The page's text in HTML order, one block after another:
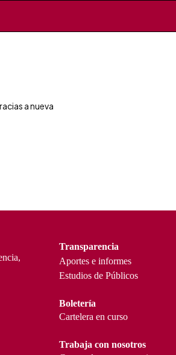
a nueva
Transparencia
Aportes e informes
Estudios de Públicos
Boletería
Cartelera en curso
Trabaja con nosotros